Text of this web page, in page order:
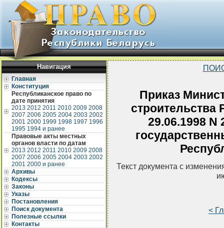
Навигация
Главная
Конституция
Республиканское право по
дате принятия
2013 2012 2011 2010 2009 2008
2007 2006 2005 2004 2003 2002
2001 2000 1999 1998 1997 1996
1995 1994 и ранее
Правовые акты местных
органов власти по датам
2013 2012 2011 2010 2009 2008
2007 2006 2005 2004 2003 2002
2001 2000 и ранее
Архивы
Кодексы
Законы
Указы
Постановления
Поиск документа
Полезные ссылки
Контакты
Приказ
строительства
29.06.1998
Текст документа с
<